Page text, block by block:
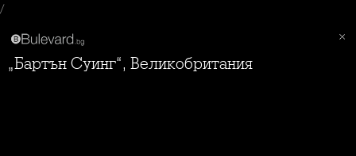
/
„Бартън Суинг“, Великобритания